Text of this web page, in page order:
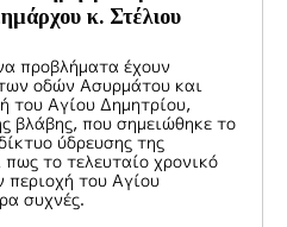
κ. Στέλιου
προβλήματα έχουν
οδών Ασυρμάτου και
του Αγίου Δημητρίου,
βλάβης, που σημειώθηκε το
ύδρευσης της
το τελευταίο χρονικό
περιοχή του Αγίου
συχνές.